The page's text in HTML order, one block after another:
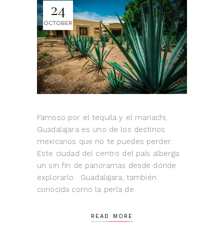
24
OCTOBER
Famoso por el tequila y el mariachi,
Guadalajara es uno de los destinos
mexicanos que no te puedes perder.
Este ciudad del centro del país alberga
un sin fin de panoramas desde dónde
explorarlo. Guadalajara, también
conocida como la perla de
READ MORE